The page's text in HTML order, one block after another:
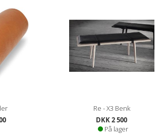
Re - X3 Benk
DKK 2 500
På lager